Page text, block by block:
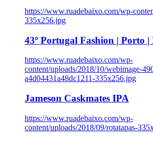
https://www.ruadebaixo.com/wp-
335x256.jpg
43º Portugal Fashion | Porto |
https://www.ruadebaixo.com/wp-
content/uploads/2018/10/webimage-
a4d04431a48dc1211-335x256.jpg
Jameson Caskmates IPA
https://www.ruadebaixo.com/wp-
content/uploads/2018/09/rotatapas-